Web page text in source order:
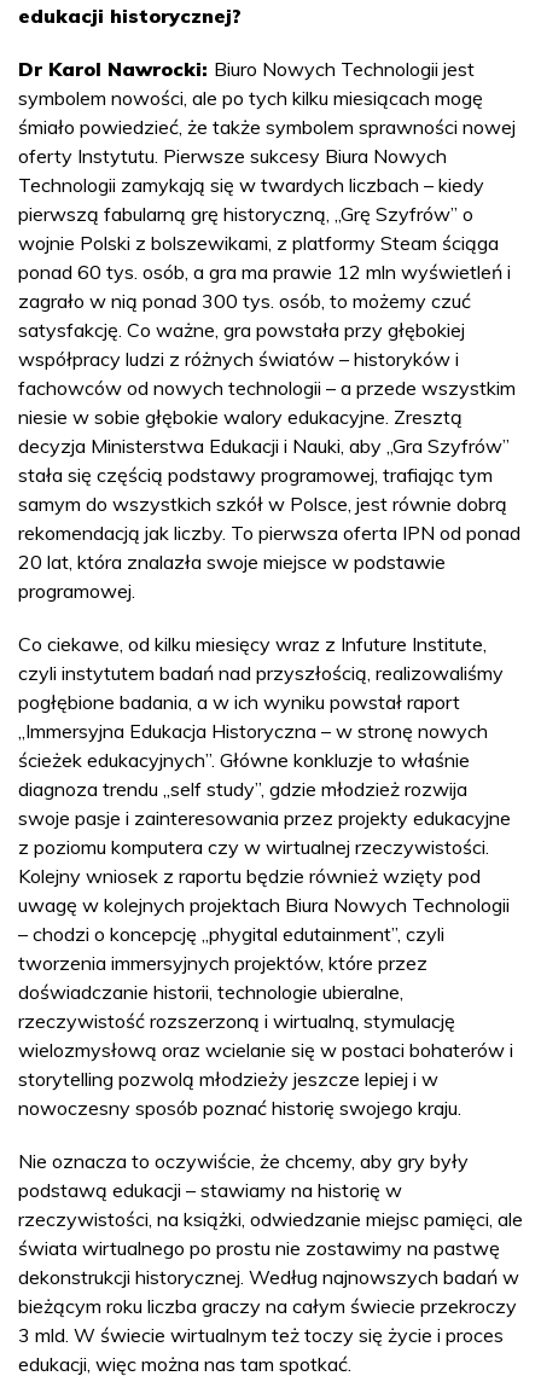
edukacji historycznej?
Dr Karol Nawrocki: Biuro Nowych Technologii jest
symbolem nowości, ale po tych kilku miesiącach mogę
śmiało powiedzieć, że także symbolem sprawności nowej
oferty Instytutu. Pierwsze sukcesy Biura Nowych
Technologii zamykają się w twardych liczbach – kiedy
pierwszą fabularną grę historyczną, „Grę Szyfrów” o
wojnie Polski z bolszewikami, z platformy Steam ściąga
ponad 60 tys. osób, a gra ma prawie 12 mln wyświetleń i
zagrało w nią ponad 300 tys. osób, to możemy czuć
satysfakcję. Co ważne, gra powstała przy głębokiej
współpracy ludzi z różnych światów – historyków i
fachowców od nowych technologii – a przede wszystkim
niesie w sobie głębokie walory edukacyjne. Zresztą
decyzja Ministerstwa Edukacji i Nauki, aby „Gra Szyfrów”
stała się częścią podstawy programowej, trafiając tym
samym do wszystkich szkół w Polsce, jest równie dobrą
rekomendacją jak liczby. To pierwsza oferta IPN od ponad
20 lat, która znalazła swoje miejsce w podstawie
programowej.
Co ciekawe, od kilku miesięcy wraz z Infuture Institute,
czyli instytutem badań nad przyszłością, realizowaliśmy
pogłębione badania, a w ich wyniku powstał raport
„Immersyjna Edukacja Historyczna – w stronę nowych
ścieżek edukacyjnych”. Główne konkluzje to właśnie
diagnoza trendu „self study”, gdzie młodzież rozwija
swoje pasje i zainteresowania przez projekty edukacyjne
z poziomu komputera czy w wirtualnej rzeczywistości.
Kolejny wniosek z raportu będzie również wzięty pod
uwagę w kolejnych projektach Biura Nowych Technologii
– chodzi o koncepcję „phygital edutainment”, czyli
tworzenia immersyjnych projektów, które przez
doświadczanie historii, technologie ubieralne,
rzeczywistość rozszerzoną i wirtualną, stymulację
wielozmysłową oraz wcielanie się w postaci bohaterów i
storytelling pozwolą młodzieży jeszcze lepiej i w
nowoczesny sposób poznać historię swojego kraju.
Nie oznacza to oczywiście, że chcemy, aby gry były
podstawą edukacji – stawiamy na historię w
rzeczywistości, na książki, odwiedzanie miejsc pamięci, ale
świata wirtualnego po prostu nie zostawimy na pastwę
dekonstrukcji historycznej. Według najnowszych badań w
bieżącym roku liczba graczy na całym świecie przekroczy
3 mld. W świecie wirtualnym też toczy się życie i proces
edukacji, więc można nas tam spotkać.